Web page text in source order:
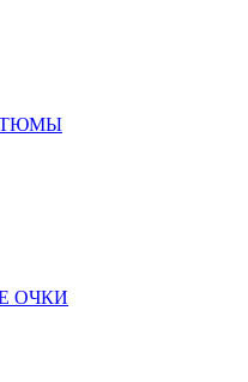
ОЧКИ